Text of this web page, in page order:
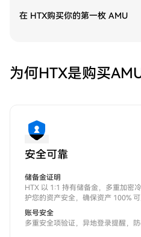
在 HTX购买你的第一枚 AMU
为何HTX是购买
安全可靠
储备金证明
HTX 以 1:1 持有储备金，多重加密
护您的资产安全，确保资产 100%
账号安全
多重安全项验证，异地登录提醒，